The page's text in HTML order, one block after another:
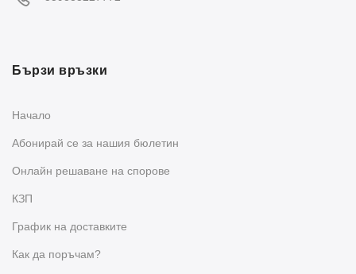
Бързи връзки
Начало
Абонирай се за нашия бюлетин
Oнлайн решаване на спорове
КЗП
График на доставките
Как да поръчам?